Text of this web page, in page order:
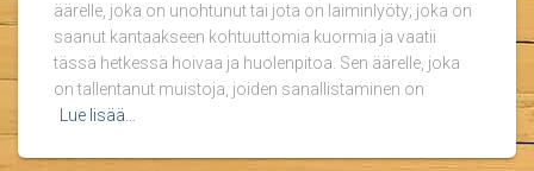
äärelle, joka on unohtunut tai jota on laiminlyöty; joka on
saanut kantaakseen kohtuuttomia kuormia ja vaatii
tässä hetkessä hoivaa ja huolenpitoa. Sen äärelle, joka
on tallentanut muistoja, joiden sanallistaminen on
Lue lisää…